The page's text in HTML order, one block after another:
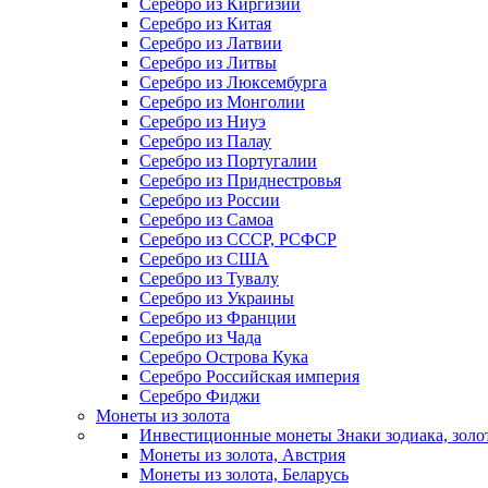
Серебро из Киргизии
Серебро из Китая
Серебро из Латвии
Серебро из Литвы
Серебро из Люксембурга
Серебро из Монголии
Серебро из Ниуэ
Серебро из Палау
Серебро из Португалии
Серебро из Приднестровья
Серебро из России
Серебро из Самоа
Серебро из СССР, РСФСР
Серебро из США
Серебро из Тувалу
Серебро из Украины
Серебро из Франции
Серебро из Чада
Серебро Острова Кука
Серебро Российская империя
Серебро Фиджи
Монеты из золота
Инвестиционные монеты Знаки зодиака,
Монеты из золота, Австрия
Монеты из золота, Беларусь